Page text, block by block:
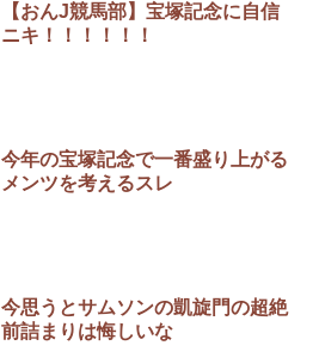
【おんJ競馬部】宝塚記念に自信
ニキ！！！！！！
今年の宝塚記念で一番盛り上がる
メンツを考えるスレ
今思うとサムソンの凱旋門の超絶
前詰まりは悔しいな